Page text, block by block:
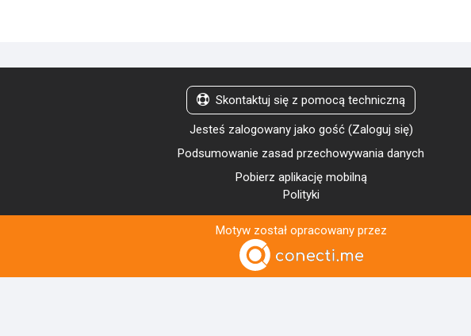
Skontaktuj się z pomocą techniczną
Jesteś zalogowany jako gość (Zaloguj się)
Podsumowanie zasad przechowywania danych
Pobierz aplikację mobilną
Polityki
Motyw został opracowany przez